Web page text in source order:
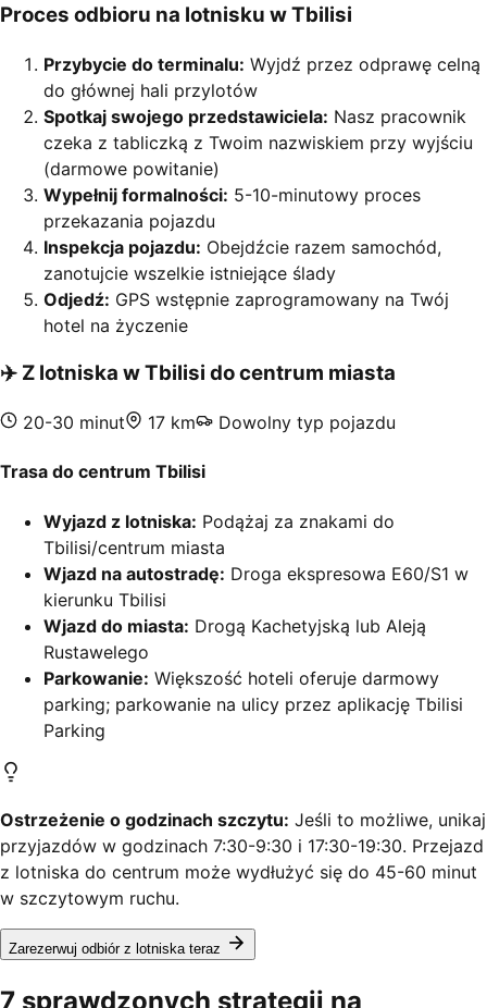
Proces odbioru na lotnisku w Tbilisi
Przybycie do terminalu: Wyjdź przez odprawę celną
do głównej hali przylotów
Spotkaj swojego przedstawiciela: Nasz pracownik
czeka z tabliczką z Twoim nazwiskiem przy wyjściu
(darmowe powitanie)
Wypełnij formalności: 5-10-minutowy proces
przekazania pojazdu
Inspekcja pojazdu: Obejdźcie razem samochód,
zanotujcie wszelkie istniejące ślady
Odjedź: GPS wstępnie zaprogramowany na Twój
hotel na życzenie
✈️ Z lotniska w Tbilisi do centrum miasta
20-30 minut 17 km Dowolny typ pojazdu
Trasa do centrum Tbilisi
Wyjazd z lotniska: Podążaj za znakami do
Tbilisi/centrum miasta
Wjazd na autostradę: Droga ekspresowa E60/S1 w
kierunku Tbilisi
Wjazd do miasta: Drogą Kachetyjską lub Aleją
Rustawelego
Parkowanie: Większość hoteli oferuje darmowy
parking; parkowanie na ulicy przez aplikację Tbilisi
Parking
Ostrzeżenie o godzinach szczytu: Jeśli to możliwe, unikaj
przyjazdów w godzinach 7:30-9:30 i 17:30-19:30. Przejazd
z lotniska do centrum może wydłużyć się do 45-60 minut
w szczytowym ruchu.
Zarezerwuj odbiór z lotniska teraz
7 sprawdzonych strategii na